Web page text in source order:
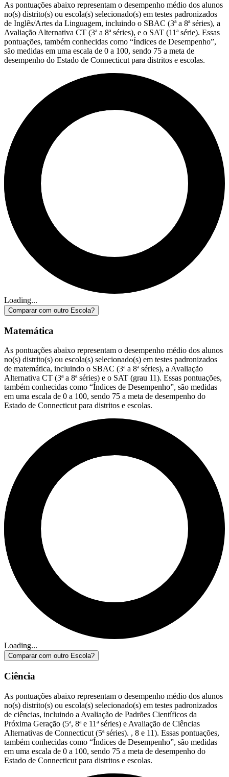
As pontuações abaixo representam o desempenho médio dos alunos
no(s) distrito(s) ou escola(s) selecionado(s) em testes padronizados
de Inglês/Artes da Linguagem, incluindo o SBAC (3ª a 8ª séries), a
Avaliação Alternativa CT (3ª a 8ª séries), e o SAT (11ª série). Essas
pontuações, também conhecidas como “Índices de Desempenho”,
são medidas em uma escala de 0 a 100, sendo 75 a meta de
desempenho do Estado de Connecticut para distritos e escolas.
Loading...
Comparar com outro Escola?
Matemática
As pontuações abaixo representam o desempenho médio dos alunos
no(s) distrito(s) ou escola(s) selecionado(s) em testes padronizados
de matemática, incluindo o SBAC (3ª a 8ª séries), a Avaliação
Alternativa CT (3ª a 8ª séries) e o SAT (grau 11). Essas pontuações,
também conhecidas como “Índices de Desempenho”, são medidas
em uma escala de 0 a 100, sendo 75 a meta de desempenho do
Estado de Connecticut para distritos e escolas.
Loading...
Comparar com outro Escola?
Ciência
As pontuações abaixo representam o desempenho médio dos alunos
no(s) distrito(s) ou escola(s) selecionado(s) em testes padronizados
de ciências, incluindo a Avaliação de Padrões Científicos da
Próxima Geração (5ª, 8ª e 11ª séries) e Avaliação de Ciências
Alternativas de Connecticut (5ª séries). , 8 e 11). Essas pontuações,
também conhecidas como “Índices de Desempenho”, são medidas
em uma escala de 0 a 100, sendo 75 a meta de desempenho do
Estado de Connecticut para distritos e escolas.